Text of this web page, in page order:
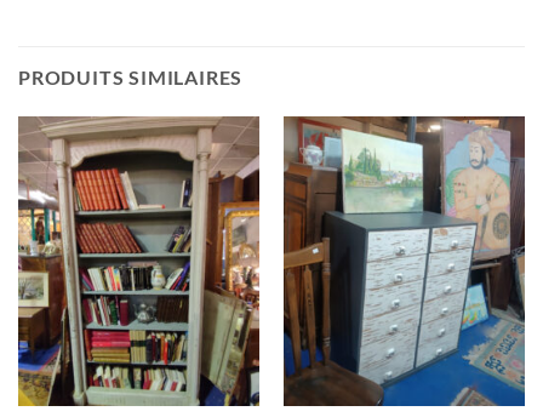
PRODUITS SIMILAIRES